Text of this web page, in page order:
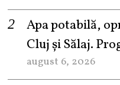
Apa potabilă,
Cluj și Sălaj.
august 6, 2026